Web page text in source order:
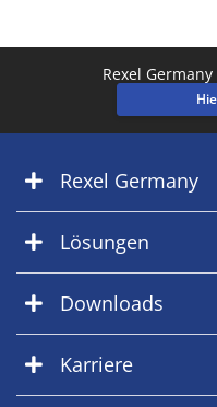
Rexel
Rexel Germany
Lösungen
Downloads
Karriere